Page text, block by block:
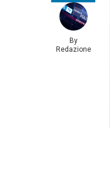
By
Redazione